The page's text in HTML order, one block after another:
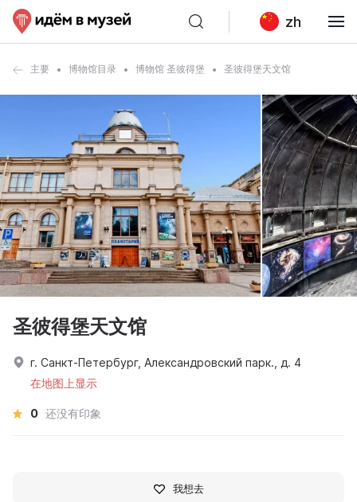
zh
主要 博物馆目录 博物馆 圣彼得堡 圣彼得堡天文馆
圣彼得堡天文馆
г. Санкт-Петербург, Александровский парк., д. 4
在地图上显示
0 还没有印象
我想去